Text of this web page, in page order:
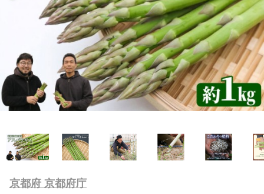
京都府 京都府庁